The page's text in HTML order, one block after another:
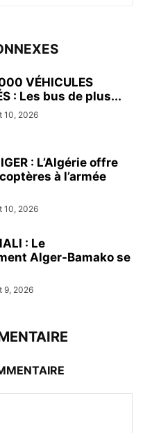
VÉHICULES
: Les bus de plus...
10, 2026
: L’Algérie offre
à l’armée
10, 2026
: Le
Alger-Bamako se
9, 2026